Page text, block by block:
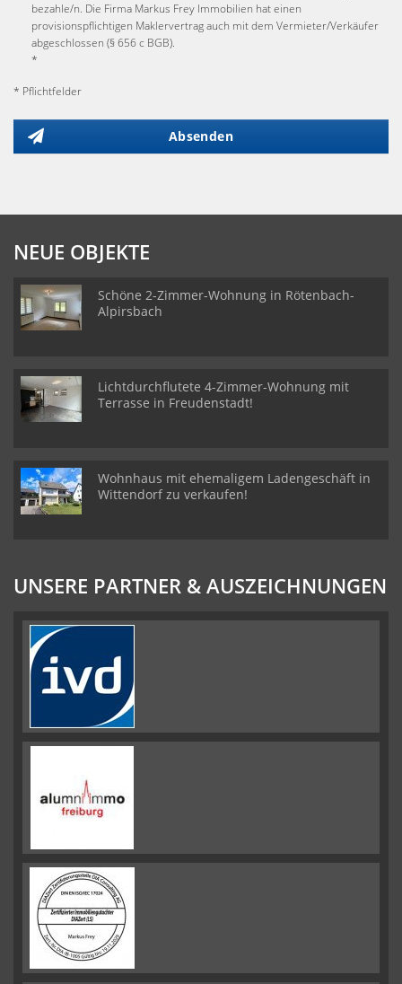
bezahle/n. Die Firma Markus Frey Immobilien hat einen
provisionspflichtigen Maklervertrag auch mit dem Vermieter/Verkäufer
abgeschlossen (§ 656 c BGB).
*
* Pflichtfelder
Absenden
NEUE OBJEKTE
Schöne 2-Zimmer-Wohnung in Rötenbach-
Alpirsbach
Lichtdurchflutete 4-Zimmer-Wohnung mit
Terrasse in Freudenstadt!
Wohnhaus mit ehemaligem Ladengeschäft in
Wittendorf zu verkaufen!
UNSERE PARTNER & AUSZEICHNUNGEN